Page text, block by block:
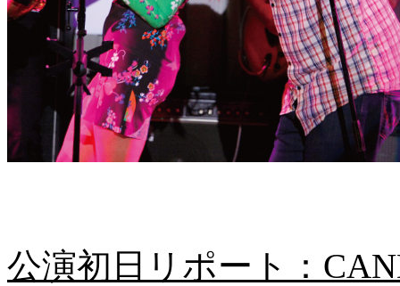
公演初日リポート：